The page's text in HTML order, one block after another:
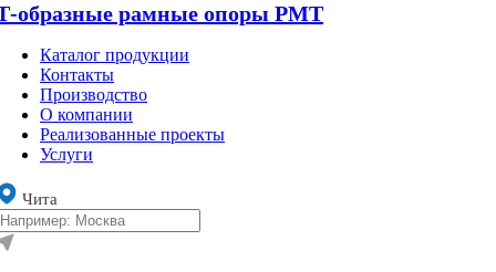
образные рамные опоры РМТ
Каталог продукции
Контакты
Производство
О компании
Реализованные проекты
Услуги
Чита